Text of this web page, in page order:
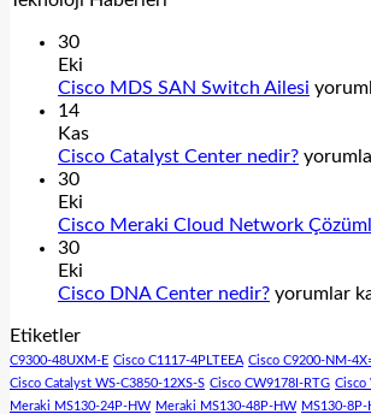
30
Eki
Cisco MDS SAN Switch Ailesi Cisco
Switch
14
Kas
Cisco Catalyst Center nedir? Cisco
nedir?
30
Eki
Cisco Meraki Cloud Network
30
Eki
Cisco DNA Center nedir? Cisco
nedir?
için
yorumlar
Etiketler
C9300-48UXM-E Cisco C1117-4PLTEEA Cisco C9200-NM-
Cisco Catalyst WS-C3850-12XS-S Cisco CW9178I-RTG Cisco
Meraki MS130-24P-HW Meraki MS130-48P-HW MS130-8P-